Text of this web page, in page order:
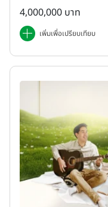
4,000,000 บาท
เพิ่มเพื่อเปรียบเทียบ